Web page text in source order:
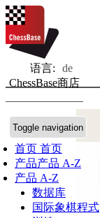
语言:
de
ChessBase商店
Toggle navigation
首页 首页
产品产品 A-Z
产品 A-Z
数据库
国际象棋程式